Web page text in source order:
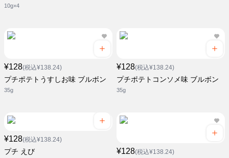
10g×4
¥128(税込¥138.24)
プチポテトうすしお味 ブルボン
35g
¥128(税込¥138.24)
プチポテトコンソメ味 ブルボン
35g
¥128(税込¥138.24)
プチ えび ¥128(税込¥138.24)